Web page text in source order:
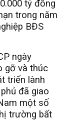
tỷ đồng
trong năm
BĐS
ngày
gỡ và thúc
triển lành
đã giao
một số
trường bất